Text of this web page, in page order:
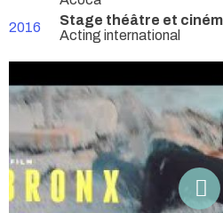
2016
Stage théâtre et
Acting international